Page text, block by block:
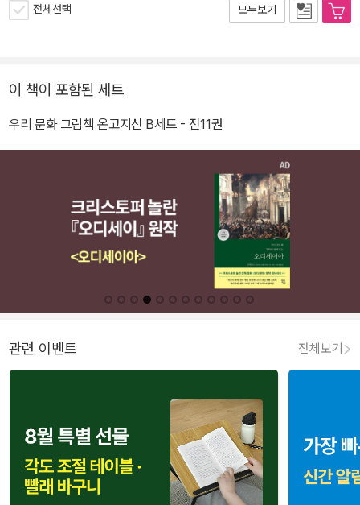
전체선택 모두보기
이 책이 포함된 세트
우리 문화 그림책 온고지신 B세트 - 전11권
관련 이벤트 전체보기